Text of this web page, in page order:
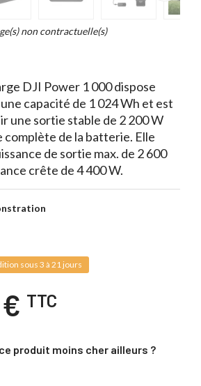
non contractuelle(s)
DJI Power 1 000 dispose
capacité de 1 024 Wh et est
une sortie stable de 2 200 W
complète de la batterie. Elle
de sortie max. de 2 600
crête de 4 400 W.
sous 3 à 21 jours
TTC
produit moins cher ailleurs ?